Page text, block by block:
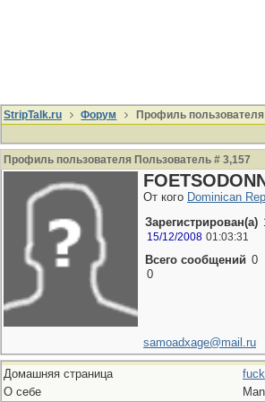
StripTalk.ru Форум
Профиль пользователя
Профиль пользователя Пользователь # 3,157
От кого Dominican
Зарегистрирован(а)
15/12/2008 01:03:31
Всего сообщений 0
0
samoadxage@mail.ru
Домашняя страница
О себе